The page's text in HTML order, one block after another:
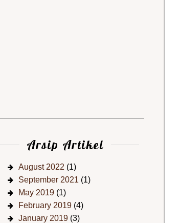
Arsip Artikel
August 2022 (1)
September 2021 (1)
May 2019 (1)
February 2019 (4)
January 2019 (3)